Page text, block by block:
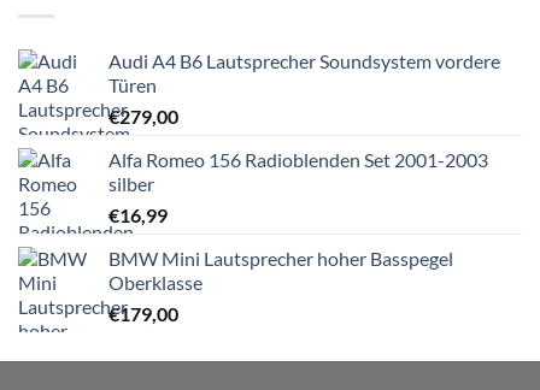
Audi A4 B6 Lautsprecher Soundsystem vordere
Türen
€279,00
Alfa Romeo 156 Radioblenden Set 2001-2003
silber
€16,99
BMW Mini Lautsprecher hoher Basspegel
Oberklasse
€179,00